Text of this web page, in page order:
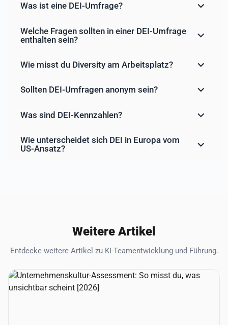
Was ist eine DEI-Umfrage?
Welche Fragen sollten in einer DEI-Umfrage
enthalten sein?
Wie misst du Diversity am Arbeitsplatz?
Sollten DEI-Umfragen anonym sein?
Was sind DEI-Kennzahlen?
Wie unterscheidet sich DEI in Europa vom
US-Ansatz?
Weitere Artikel
Entdecke weitere Artikel zu KI-Teamentwicklung und Führung.